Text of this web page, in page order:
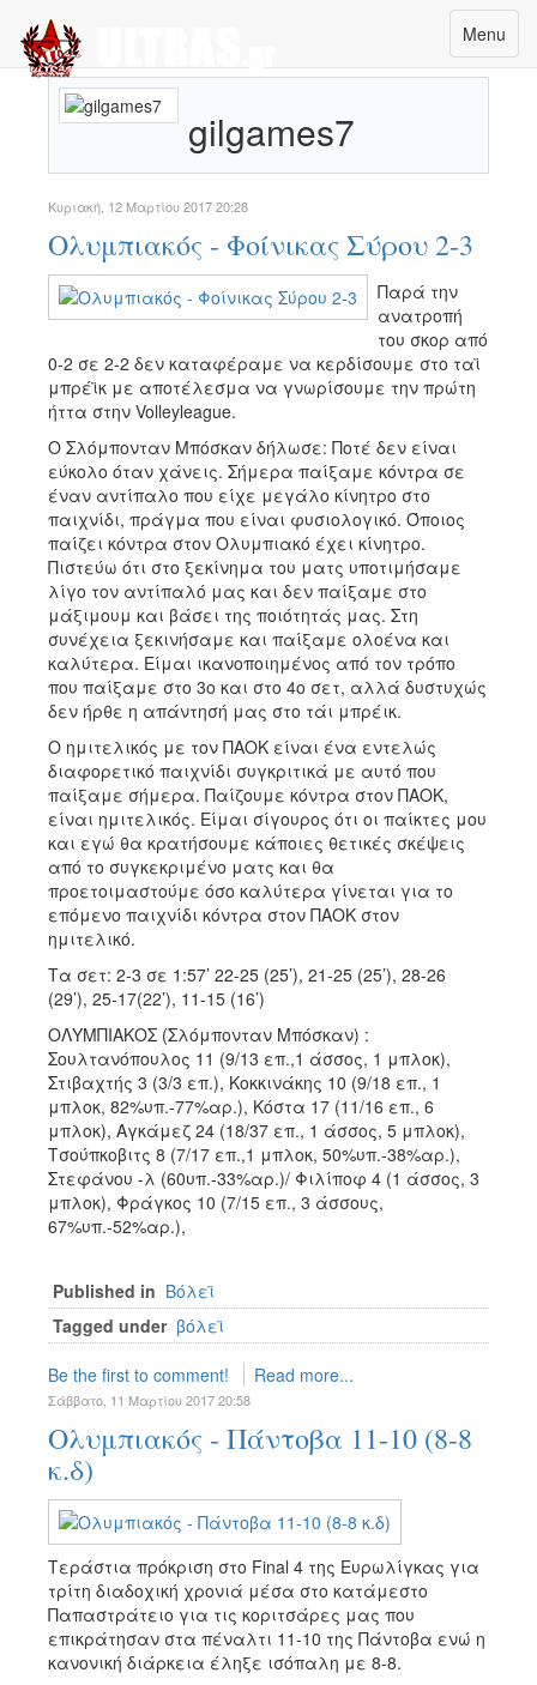
Menu
Ολυμπιακός - Διαβάστε τα νέα του Ολυμπιακού
εδώ καθημερινά - Ultras.gr - Οπαδική ενημέρωση
gilgames7
Κυριακή, 12 Μαρτίου 2017 20:28
Ολυμπιακός - Φοίνικας Σύρου 2-3
Παρά την
ανατροπή
του σκορ από
0-2 σε 2-2 δεν καταφέραμε να κερδίσουμε στο ταϊ
μπρέϊκ με αποτέλεσμα να γνωρίσουμε την πρώτη
ήττα στην Volleyleague.
Ο Σλόμπονταν Μπόσκαν δήλωσε: Ποτέ δεν είναι
εύκολο όταν χάνεις. Σήμερα παίξαμε κόντρα σε
έναν αντίπαλο που είχε μεγάλο κίνητρο στο
παιχνίδι, πράγμα που είναι φυσιολογικό. Όποιος
παίζει κόντρα στον Ολυμπιακό έχει κίνητρο.
Πιστεύω ότι στο ξεκίνημα του ματς υποτιμήσαμε
λίγο τον αντίπαλό μας και δεν παίξαμε στο
μάξιμουμ και βάσει της ποιότητάς μας. Στη
συνέχεια ξεκινήσαμε και παίξαμε ολοένα και
καλύτερα. Είμαι ικανοποιημένος από τον τρόπο
που παίξαμε στο 3ο και στο 4ο σετ, αλλά δυστυχώς
δεν ήρθε η απάντησή μας στο τάι μπρέικ.
Ο ημιτελικός με τον ΠΑΟΚ είναι ένα εντελώς
διαφορετικό παιχνίδι συγκριτικά με αυτό που
παίξαμε σήμερα. Παίζουμε κόντρα στον ΠΑΟΚ,
είναι ημιτελικός. Είμαι σίγουρος ότι οι παίκτες μου
και εγώ θα κρατήσουμε κάποιες θετικές σκέψεις
από το συγκεκριμένο ματς και θα
προετοιμαστούμε όσο καλύτερα γίνεται για το
επόμενο παιχνίδι κόντρα στον ΠΑΟΚ στον
ημιτελικό.
Τα σετ: 2-3 σε 1:57’ 22-25 (25’), 21-25 (25’), 28-26
(29’), 25-17(22’), 11-15 (16’)
ΟΛΥΜΠΙΑΚΟΣ (Σλόμπονταν Μπόσκαν) :
Σουλτανόπουλος 11 (9/13 επ.,1 άσσος, 1 μπλοκ),
Στιβαχτής 3 (3/3 επ.), Κοκκινάκης 10 (9/18 επ., 1
μπλοκ, 82%υπ.-77%αρ.), Κόστα 17 (11/16 επ., 6
μπλοκ), Αγκάμεζ 24 (18/37 επ., 1 άσσος, 5 μπλοκ),
Τσούπκοβιτς 8 (7/17 επ.,1 μπλοκ, 50%υπ.-38%αρ.),
Στεφάνου -λ (60υπ.-33%αρ.)/ Φιλίποφ 4 (1 άσσος, 3
μπλοκ), Φράγκος 10 (7/15 επ., 3 άσσους,
67%υπ.-52%αρ.),
Published in Βόλεϊ
Tagged under βόλεϊ
Be the first to comment! Read more...
Σάββατο, 11 Μαρτίου 2017 20:58
Ολυμπιακός - Πάντοβα 11-10 (8-8
κ.δ)
Τεράστια πρόκριση στο Final 4 της Ευρωλίγκας για
τρίτη διαδοχική χρονιά μέσα στο κατάμεστο
Παπαστράτειο για τις κοριτσάρες μας που
επικράτησαν στα πέναλτι 11-10 της Πάντοβα ενώ η
κανονική διάρκεια έληξε ισόπαλη με 8-8.